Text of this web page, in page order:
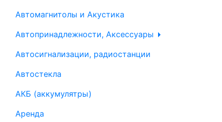
Автомагнитолы и Акустика
Автопринадлежности, Аксессуары
Автосигнализации, радиостанции
Автостекла
АКБ (аккумулятры)
Аренда